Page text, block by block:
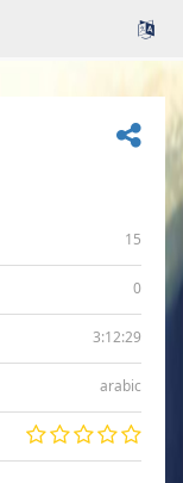
15
0
3:12:29
arabic